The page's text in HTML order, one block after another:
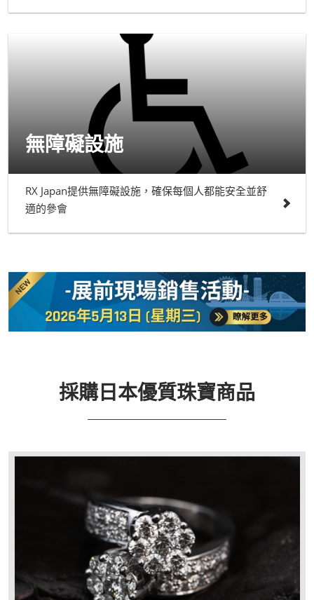
無障礙設施
RX Japan提供無障礙設施，確保每個人都能安全並舒
適的參會
採購日本優質珠寶商品